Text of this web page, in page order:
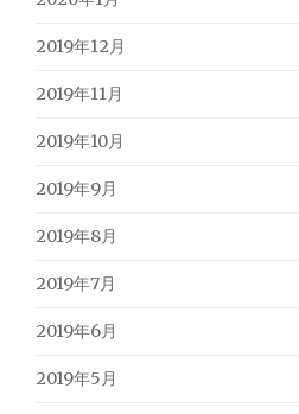
2019年12月
2019年11月
2019年10月
2019年9月
2019年8月
2019年7月
2019年6月
2019年5月